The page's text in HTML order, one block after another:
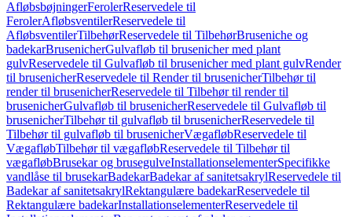
AfløbsbøjningerFerolerReservedele til
FerolerAfløbsventilerReservedele til
AfløbsventilerTilbehørReservedele til TilbehørBruseniche og
badekarBrusenicherGulvafløb til brusenicher med plant
gulvReservedele til Gulvafløb til brusenicher med plant gulvRender
til brusenicherReservedele til Render til brusenicherTilbehør til
render til brusenicherReservedele til Tilbehør til render til
brusenicherGulvafløb til brusenicherReservedele til Gulvafløb til
brusenicherTilbehør til gulvafløb til brusenicherReservedele til
Tilbehør til gulvafløb til brusenicherVægafløbReservedele til
VægafløbTilbehør til vægafløbReservedele til Tilbehør til
vægafløbBrusekar og brusegulveInstallationselementerSpecifikke
vandlåse til brusekarBadekarBadekar af sanitetsakrylReservedele til
Badekar af sanitetsakrylRektangulære badekarReservedele til
Rektangulære badekarInstallationselementerReservedele til